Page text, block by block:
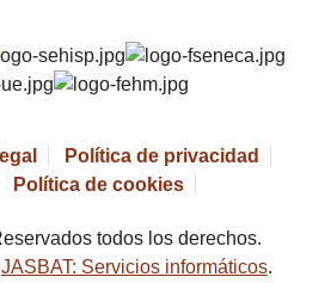
Política de privacidad
Política de cookies
todos los derechos.
JASBAT: Servicios informáticos.